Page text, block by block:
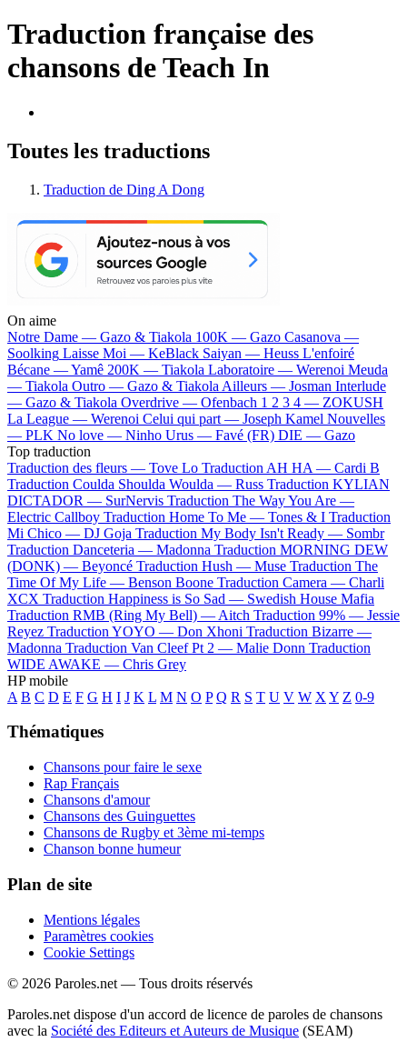
Traduction française des
chansons deTeach In
Toutes les traductions
Traduction de Ding A Dong
On aime
Notre Dame — Gazo & Tiakola 100K — Gazo Casanova —
Soolking Laisse Moi — KeBlack Saiyan — Heuss L'enfoiré
Bécane —Yamê 200K — Tiakola Laboratoire — Werenoi Meuda
— Tiakola Outro — Gazo & Tiakola Ailleurs — Josman Interlude
— Gazo & Tiakola Overdrive — Ofenbach 1 2 3 4 — ZOKUSH
La League — Werenoi Celui qui part — Joseph Kamel Nouvelles
— PLK No love — Ninho Urus — Favé (FR) DIE — Gazo
Top traduction
Traduction des fleurs — Tove Lo Traduction AH HA — Cardi B
Traduction Coulda Shoulda Woulda — Russ Traduction KYLIAN
DICTADOR — SurNervis Traduction The Way You Are —
Electric Callboy Traduction Home To Me — Tones & I Traduction
Mi Chico — DJ Goja Traduction My Body Isn't Ready — Sombr
Traduction Danceteria — Madonna Traduction MORNING DEW
(DONK) — Beyoncé Traduction Hush — Muse Traduction The
Time Of My Life — Benson Boone Traduction Camera — Charli
XCX Traduction Happiness is So Sad — Swedish House Mafia
Traduction RMB (Ring My Bell) — Aitch Traduction 99% — Jessie
Reyez Traduction YOYO — Don Xhoni Traduction Bizarre —
Madonna Traduction Van Cleef Pt 2 — Malie Donn Traduction
WIDE AWAKE — Chris Grey
HP mobile
A B C D E F G H I J K L M N O P Q R S T U V W X Y Z 0-9
Thématiques
Chansons pour faire le sexe
Rap Français
Chansons d'amour
Chansons des Guinguettes
Chansons de Rugby et 3ème mi-temps
Chanson bonne humeur
Plan de site
Mentions légales
Paramètres cookies
Cookie Settings
© 2026 Paroles.net — Tous droits réservés
Paroles.net dispose d'un accord de licence de paroles de chansons
avec la Société des Editeurs et Auteurs de Musique (SEAM)